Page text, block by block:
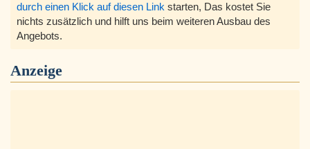
durch einen Klick auf diesen Link starten, Das kostet Sie
nichts zusätzlich und hilft uns beim weiteren Ausbau des
Angebots.
Anzeige